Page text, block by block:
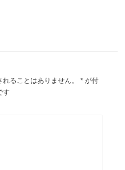
ることはありません。 * が付
す